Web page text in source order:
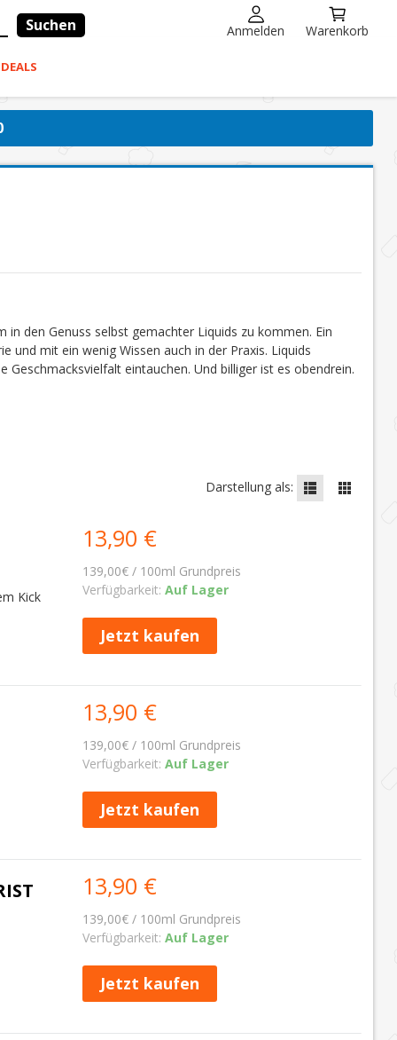
Suchen Anmelden Warenkorb
den Genuss selbst gemachter Liquids zu kommen. Ein
und mit ein wenig Wissen auch in der Praxis. Liquids
eintauchen. Und billiger ist es obendrein.
Darstellung als:
Kick
13,90 €
139,00€ / 100ml Grundpreis
Verfügbarkeit: Auf Lager
Jetzt kaufen
13,90 €
139,00€ / 100ml Grundpreis
Verfügbarkeit: Auf Lager
Jetzt kaufen
13,90 €
139,00€ / 100ml Grundpreis
Verfügbarkeit: Auf Lager
Jetzt kaufen